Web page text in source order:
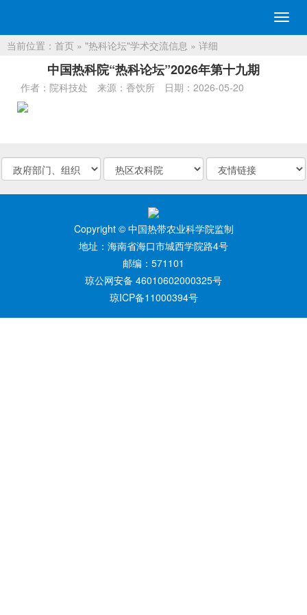
切
换
当前位置： 首页 » "热科论坛"学术交流信息 » 详细
中国热科院“热科论坛”2026年第十九期
作者：院科技处 来源：香饮所 日期：2026-05-20
Copyright © 中国热带农业科学院监制
地址：海南省海口市城西学院路4号
邮编：571101
琼公网安备 46010602000325号
琼ICP备11000394号